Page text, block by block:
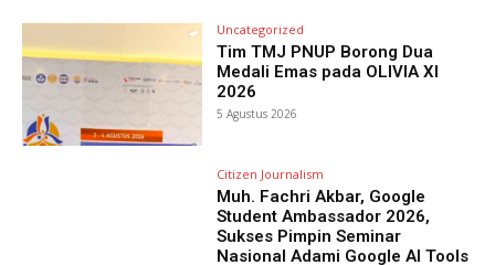
Uncategorized
Tim TMJ PNUP Borong Dua
Medali Emas pada OLIVIA XI
2026
5 Agustus 2026
Citizen Journalism
Muh. Fachri Akbar, Google
Student Ambassador 2026,
Sukses Pimpin Seminar
Nasional Adami Google AI Tools